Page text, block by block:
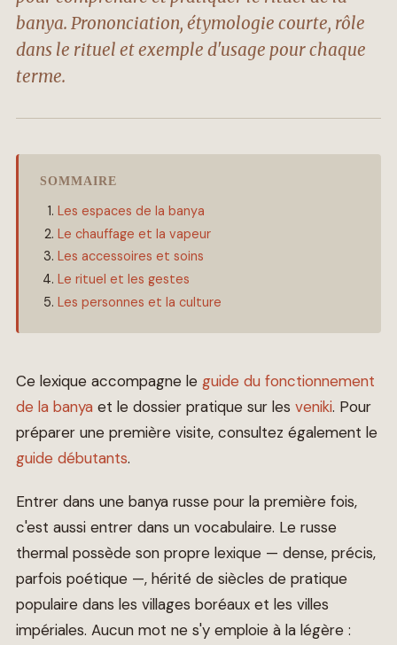
banya. Prononciation, étymologie courte, rôle
dans le rituel et exemple d'usage pour chaque
terme.
SOMMAIRE
Les espaces de la banya
Le chauffage et la vapeur
Les accessoires et soins
Le rituel et les gestes
Les personnes et la culture
Ce lexique accompagne le guide du fonctionnement
de la banya et le dossier pratique sur les veniki. Pour
préparer une première visite, consultez également le
guide débutants.
Entrer dans une banya russe pour la première fois,
c'est aussi entrer dans un vocabulaire. Le russe
thermal possède son propre lexique — dense, précis,
parfois poétique —, hérité de siècles de pratique
populaire dans les villages boréaux et les villes
impériales. Aucun mot ne s'y emploie à la légère :